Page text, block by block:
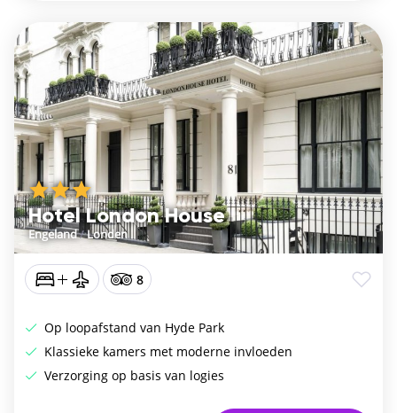
Hotel London House
Engeland/Londen
8
Op loopafstand van Hyde Park
Klassieke kamers met moderne invloeden
Verzorging op basis van logies